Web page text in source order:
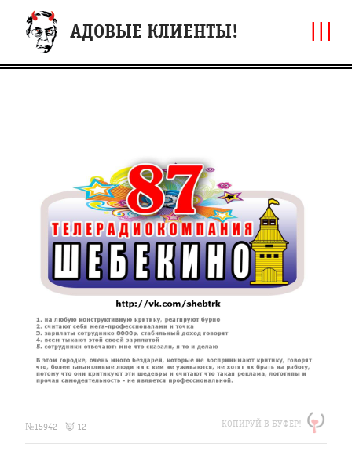
АДОВЫЕ КЛИЕНТЫ!
№15942 - 👿 12 КОПИРУЙ В БУФЕР!